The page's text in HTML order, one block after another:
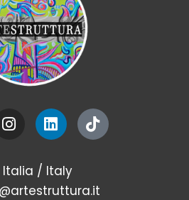
Instagram
LinkedinTiktok
Italia / Italy